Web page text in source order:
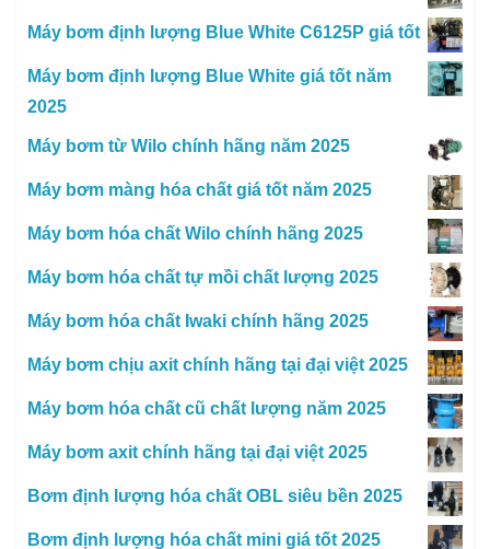
Máy bơm định lượng Blue White C6125P giá tốt
Máy bơm định lượng Blue White giá tốt năm
2025
Máy bơm từ Wilo chính hãng năm 2025
Máy bơm màng hóa chất giá tốt năm 2025
Máy bơm hóa chất Wilo chính hãng 2025
Máy bơm hóa chất tự mồi chất lượng 2025
Máy bơm hóa chất Iwaki chính hãng 2025
Máy bơm chịu axit chính hãng tại đại việt 2025
Máy bơm hóa chất cũ chất lượng năm 2025
Máy bơm axit chính hãng tại đại việt 2025
Bơm định lượng hóa chất OBL siêu bền 2025
Bơm định lượng hóa chất mini giá tốt 2025